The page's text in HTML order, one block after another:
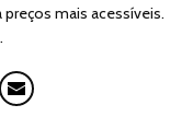
mais acessíveis.